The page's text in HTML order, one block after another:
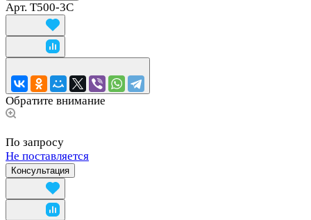
Арт. T500-3C
Обратите внимание
По запросу
Не поставляется
Консультация